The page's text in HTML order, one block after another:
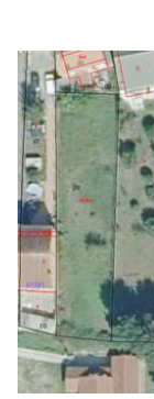
Contactar
Utilidades